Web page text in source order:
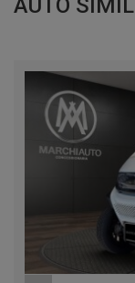
AUTO SIMILI